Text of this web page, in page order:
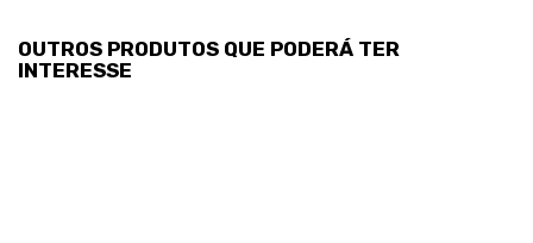
OUTROS PRODUTOS QUE PODERÁ TER
INTERESSE